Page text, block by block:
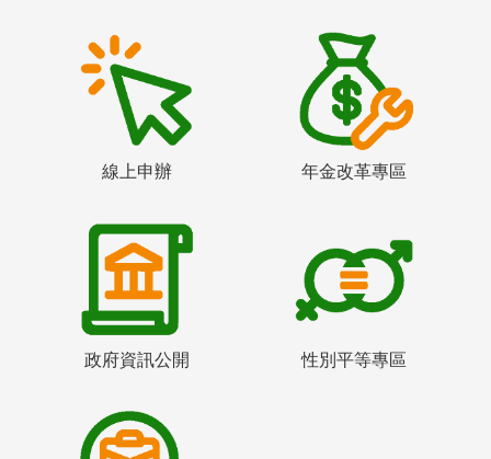
線上申辦 年金改革專區
政府資訊公開 性別平等專區